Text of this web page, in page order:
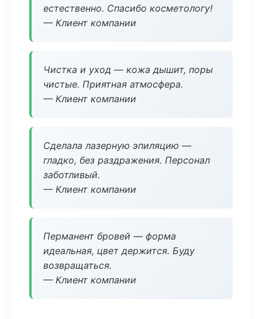
естественно. Спасибо косметологу!
— Клиент компании
Чистка и уход — кожа дышит, поры
чистые. Приятная атмосфера.
— Клиент компании
Сделала лазерную эпиляцию —
гладко, без раздражения. Персонал
заботливый.
— Клиент компании
Перманент бровей — форма
идеальная, цвет держится. Буду
возвращаться.
— Клиент компании